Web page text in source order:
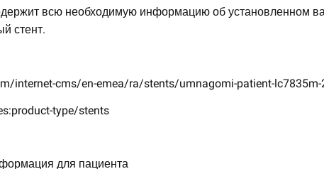
всю необходимую информацию об установленном
стент.
internet-cms/en-emea/ra/stents/umnagomi-patient-lc7835m-
type/stents
для пациента